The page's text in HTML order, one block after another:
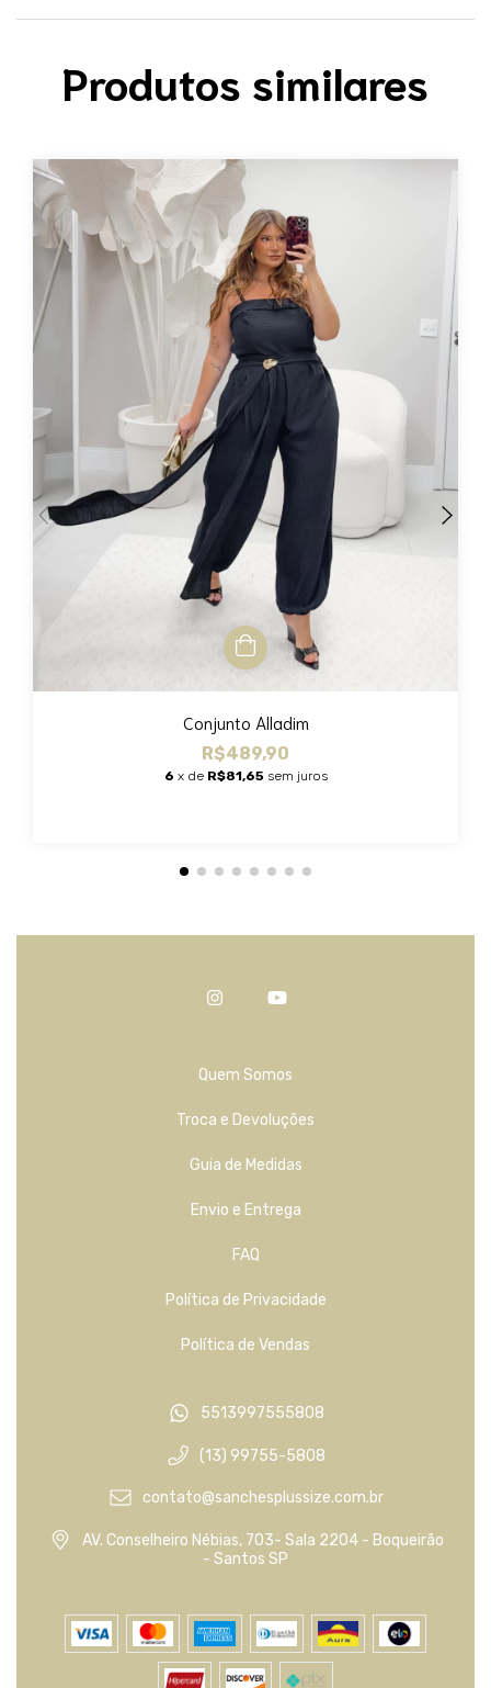
Produtos similares
Conjunto Alladim
R$489,90
6 x de R$81,65 sem juros
Quem Somos
Troca e Devoluções
Guia de Medidas
Envio e Entrega
FAQ
Política de Privacidade
Política de Vendas
5513997555808
(13) 99755-5808
contato@sanchesplussize.com.br
AV. Conselheiro Nébias, 703- Sala 2204 - Boqueirão
- Santos SP